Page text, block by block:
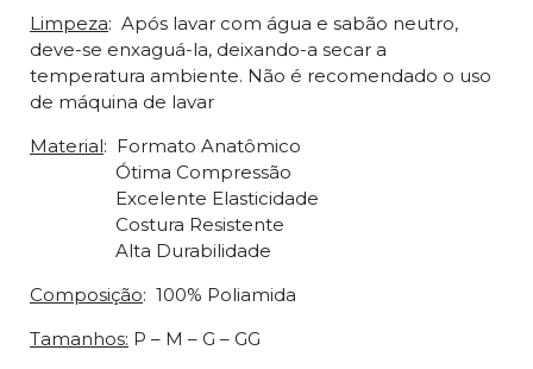
Limpeza: Após lavar com água e sabão neutro,
deve-se enxaguá-la, deixando-a secar a
temperatura ambiente. Não é recomendado o uso
de máquina de lavar
Material: Formato Anatômico
Ótima Compressão
Excelente Elasticidade
Costura Resistente
Alta Durabilidade
Composição: 100% Poliamida
Tamanhos: P – M – G – GG